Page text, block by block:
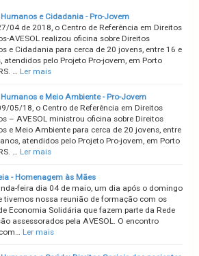
e Cidadania - Pro-Jovem
04 de 2018, o Centro de Referência em Direitos
AVESOL realizou oficina sobre Direitos
e Cidadania para cerca de 20 jovens, entre 16 e
atendidos pelo Projeto Pro-jovem, em Porto
… Ler mais
e Meio Ambiente - Pro-Jovem
05/18, o Centro de Referência em Direitos
– AVESOL ministrou oficina sobre Direitos
e Meio Ambiente para cerca de 20 jovens, entre
atendidos pelo Projeto Pro-jovem, em Porto
… Ler mais
- Homenagem às Mães
feira dia 04 de maio, um dia após o domingo
tivemos nossa reunião de formação com os
Economia Solidária que fazem parte da Rede
assessorados pela AVESOL. O encontro
Ler mais